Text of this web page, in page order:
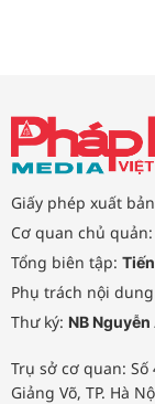
Giấy phép xuất
Cơ quan chủ quản:
Tổng biên tập:
Phụ trách nội
Thư ký: NB
Trụ sở cơ quan:
Giảng Võ, TP. Hà